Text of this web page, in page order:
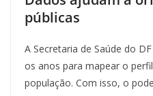
públicas
A Secretaria de Saúde do
os anos para mapear o
população. Com isso, o